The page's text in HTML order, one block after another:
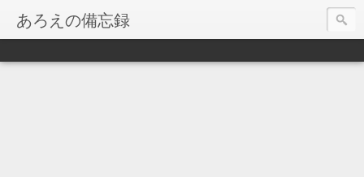
あろえの備忘録